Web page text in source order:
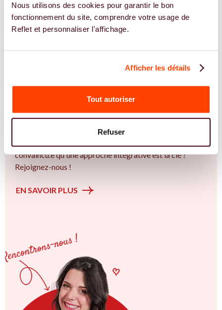
Nous utilisons des cookies pour garantir le bon
fonctionnement du site, comprendre votre usage de
Reflet et personnaliser l'affichage.
Afficher les détails
Tout autoriser
Refuser
REJOIGNEZ NOS EXPERT.E.S
Vous êtes Psychologue expert.e.s en PMA ?
l'accompagnement des femmes et des couples sur la
Insémination, FIV, don de gamètes : comprendre les
options pour avancer sereinement. Vous êtes à Avignon
convaincu.e qu'une approche intégrative est la clé ?
Rejoignez-nous !
EN SAVOIR PLUS